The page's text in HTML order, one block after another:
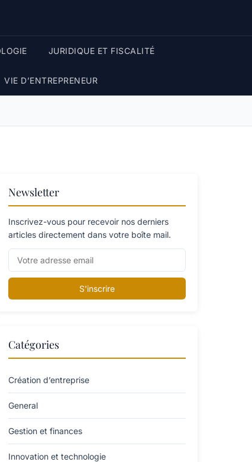
JURIDIQUE ET FISCALITÉ
VIE D’ENTREPRENEUR
Newsletter
Inscrivez-vous pour recevoir nos derniers
articles directement dans votre boîte mail.
S'inscrire
Catégories
Création d’entreprise
General
Gestion et finances
Innovation et technologie